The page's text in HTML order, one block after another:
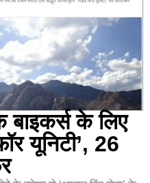
बाइकर्स के लिए
यूनिटी’, 26